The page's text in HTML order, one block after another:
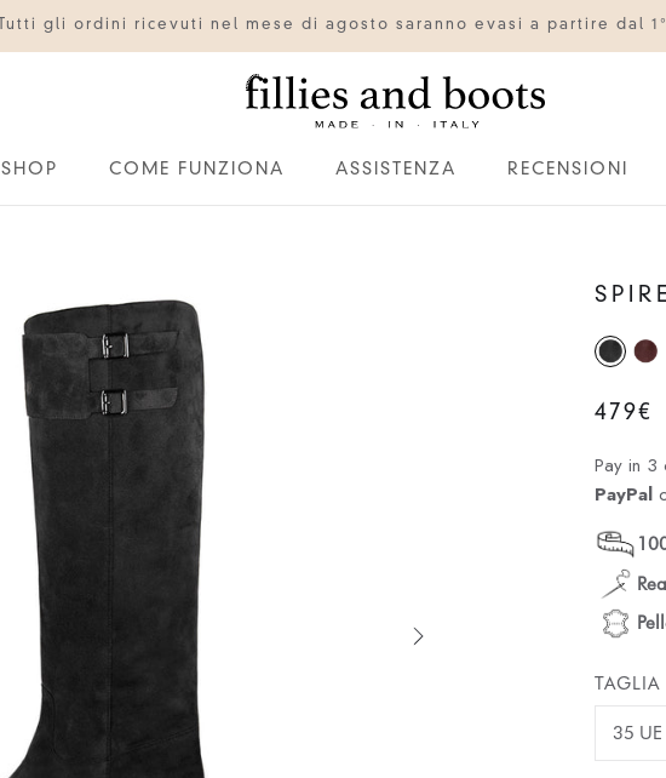
Tutti gli ordini ricevuti nel mese di agosto saranno evasi a partire dal
SHOP
COME FUNZIONA
ASSISTENZA
RECENSIONI
479€
Pay in 3
PayPal
TAGLIA
35 UE